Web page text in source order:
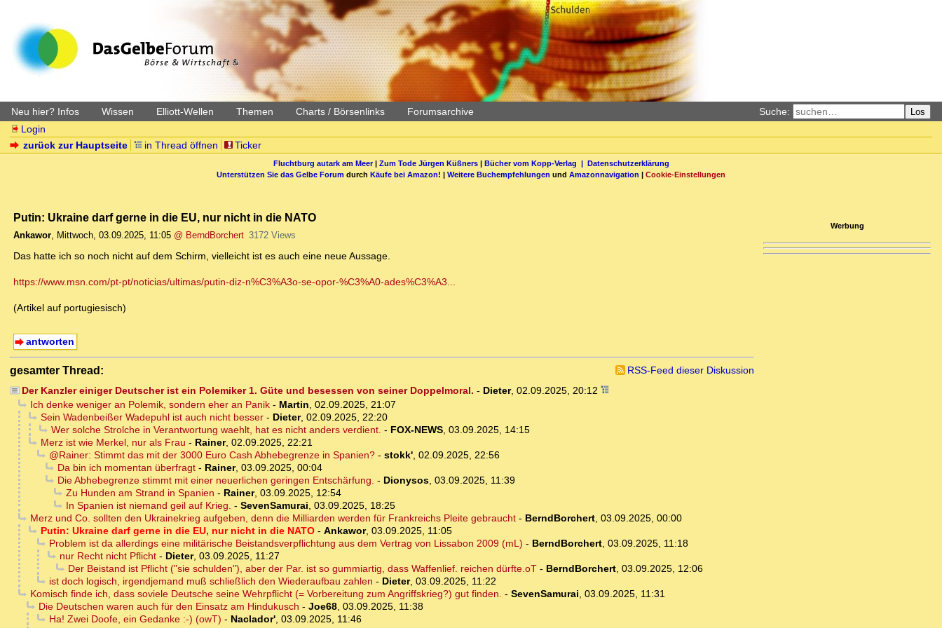
Neu hier? Infos Wissen Elliott-Wellen Themen Charts / Börsenlinks Forumsarchive Suche: Los
Login
zurück zur Hauptseite
in Thread öffnen Ticker
Fluchtburg autark am Meer| Zum Tode Jürgen Küßners| Bücher vom Kopp-Verlag | Datenschutzerklärung
Unterstützen Sie das Gelbe Forum durch Käufe bei Amazon! | Weitere Buchempfehlungen und Amazonnavigation | Cookie-Einstellungen
Putin: Ukraine darf gerne in die EU, nur nicht in die NATO
Ankawor, Mittwoch, 03.09.2025, 11:05 @ BerndBorchert 3172 Views
Das hatte ich so noch nicht auf dem Schirm, vielleicht ist es auch eine neue Aussage.
https://www.msn.com/pt-pt/noticias/ultimas/putin-diz-n%C3%A3o-se-opor-%C3%A0-ades%C3%A3...
(Artikel auf portugiesisch)
antworten
gesamter Thread:
RSS-Feed dieser Diskussion
Der Kanzler einiger Deutscher ist ein Polemiker 1. Güte und besessen von seiner Doppelmoral. - Dieter, 02.09.2025, 20:12
Ich denke weniger an Polemik, sondern eher an Panik- Martin, 02.09.2025, 21:07
Sein Wadenbeißer Wadepuhl ist auch nicht besser- Dieter, 02.09.2025, 22:20
Wer solche Strolche in Verantwortung waehlt, hat es nicht anders verdient. - FOX-NEWS, 03.09.2025, 14:15
Merz ist wie Merkel, nur als Frau - Rainer, 02.09.2025, 22:21
@Rainer: Stimmt das mit der 3000 Euro Cash Abhebegrenze in Spanien?- stokk', 02.09.2025, 22:56
Da bin ich momentan überfragt- Rainer, 03.09.2025, 00:04
Die Abhebegrenze stimmt mit einer neuerlichen geringen Entschärfung. - Dionysos, 03.09.2025, 11:39
Zu Hunden am Strand in Spanien - Rainer, 03.09.2025, 12:54
In Spanien ist niemand geil auf Krieg. - SevenSamurai, 03.09.2025, 18:25
Merz und Co. sollten den Ukrainekrieg aufgeben, denn die Milliarden werden für Frankreichs Pleite gebraucht- BerndBorchert, 03.09.2025, 00:00
Putin: Ukraine darf gerne in die EU, nur nicht in die NATO- Ankawor, 03.09.2025, 11:05
Problem ist da allerdings eine militärische Beistandsverpflichtung aus dem Vertrag von Lissabon 2009 (mL) - BerndBorchert, 03.09.2025, 11:18
nur Recht nicht Pflicht- Dieter, 03.09.2025, 11:27
Der Beistand ist Pflicht ("sie schulden"), aber der Par. ist so gummiartig, dass Waffenlief. reichen dürfte.oT- BerndBorchert, 03.09.2025, 12:06
ist doch logisch, irgendjemand muß schließlich den Wiederaufbau zahlen - Dieter, 03.09.2025, 11:22
Komisch finde ich, dass soviele Deutsche seine Wehrpflicht (= Vorbereitung zum Angriffskrieg?) gut finden. - SevenSamurai, 03.09.2025, 11:31
Die Deutschen waren auch für den Einsatz am Hindukusch - Joe68, 03.09.2025, 11:38
Ha! Zwei Doofe, ein Gedanke :-) (owT) - Naclador', 03.09.2025, 11:46
Werbung